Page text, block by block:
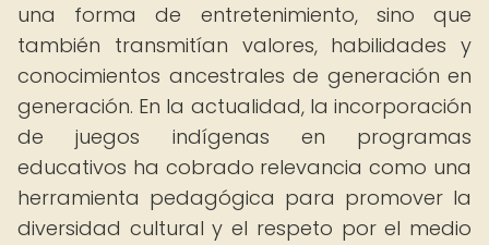
una forma de entretenimiento, sino que
también transmitían valores, habilidades y
conocimientos ancestrales de generación en
generación. En la actualidad, la incorporación
de juegos indígenas en programas
educativos ha cobrado relevancia como una
herramienta pedagógica para promover la
diversidad cultural y el respeto por el medio